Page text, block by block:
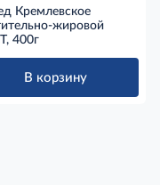
Кремлевское
жировой
400г
В корзину